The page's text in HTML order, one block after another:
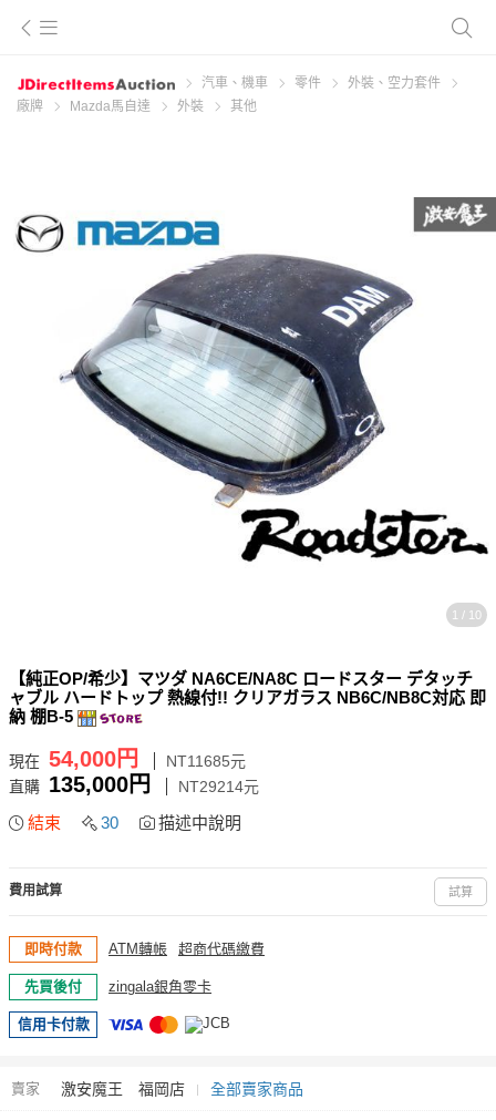
汽車、機車 零件
外裝、空力套件
廠牌
Mazda馬自達 外裝 其他
1 / 10
【純正OP/希少】マツダ NA6CE/NA8C ロードスター デタッチ
ャブル ハードトップ 熱線付!! クリアガラス NB6C/NB8C対応 即
納 棚B-5
現在 54,000円
NT11685元
直購 135,000円 NT29214元
結束 30 描述中說明
費用試算 試算
即時付款 ATM轉帳 超商代碼繳費
先買後付 zingala銀角零卡
信用卡付款
賣家 激安魔王 福岡店 全部賣家商品